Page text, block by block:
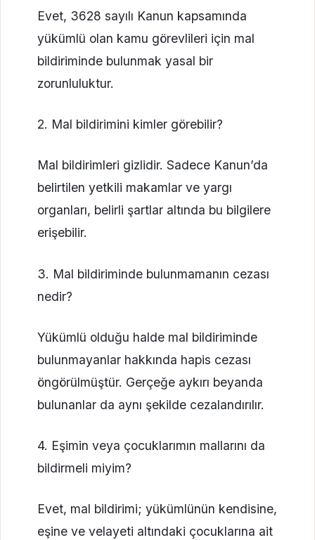
Evet, 3628 sayılı Kanun kapsamında
yükümlü olan kamu görevlileri için mal
bildiriminde bulunmak yasal bir
zorunluluktur.
2. Mal bildirimini kimler görebilir?
Mal bildirimleri gizlidir. Sadece Kanun’da
belirtilen yetkili makamlar ve yargı
organları, belirli şartlar altında bu bilgilere
erişebilir.
3. Mal bildiriminde bulunmamanın cezası
nedir?
Yükümlü olduğu halde mal bildiriminde
bulunmayanlar hakkında hapis cezası
öngörülmüştür. Gerçeğe aykırı beyanda
bulunanlar da aynı şekilde cezalandırılır.
4. Eşimin veya çocuklarımın mallarını da
bildirmeli miyim?
Evet, mal bildirimi; yükümlünün kendisine,
eşine ve velayeti altındaki çocuklarına ait